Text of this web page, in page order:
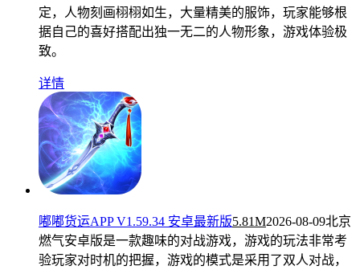
定，人物刻画栩栩如生，大量精美的服饰，玩家能够根
据自己的喜好搭配出独一无二的人物形象，游戏体验极
致。
详情
嘟嘟货运APP V1.59.34 安卓最新版5.81M2026-08-09北京
燃气安卓版是一款趣味的对战游戏，游戏的玩法非常考
验玩家对时机的把握，游戏的模式是采用了双人对战，